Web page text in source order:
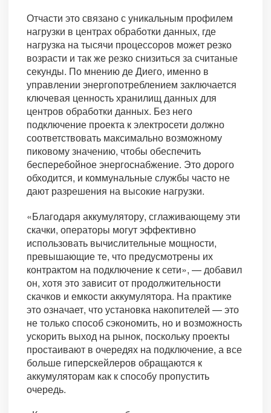
Отчасти это связано с уникальным профилем
нагрузки в центрах обработки данных, где
нагрузка на тысячи процессоров может резко
возрасти и так же резко снизиться за считаные
секунды. По мнению де Диего, именно в
управлении энергопотреблением заключается
ключевая ценность хранилищ данных для
центров обработки данных. Без него
подключение проекта к электросети должно
соответствовать максимально возможному
пиковому значению, чтобы обеспечить
бесперебойное энергоснабжение. Это дорого
обходится, и коммунальные службы часто не
дают разрешения на высокие нагрузки.
«Благодаря аккумулятору, сглаживающему эти
скачки, операторы могут эффективно
использовать вычислительные мощности,
превышающие те, что предусмотрены их
контрактом на подключение к сети», — добавил
он, хотя это зависит от продолжительности
скачков и емкости аккумулятора. На практике
это означает, что установка накопителей — это
не только способ сэкономить, но и возможность
ускорить выход на рынок, поскольку проекты
простаивают в очередях на подключение, а все
больше гиперскейлеров обращаются к
аккумуляторам как к способу пропустить
очередь.